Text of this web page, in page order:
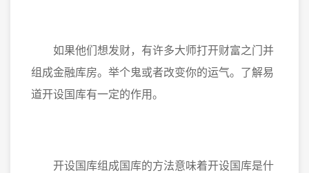
如果他们想发财，有许多大师打开财富之门并
组成金融库房。举个鬼或者改变你的运气。了解易
道开设国库有一定的作用。
开设国库组成国库的方法意味着开设国库是什